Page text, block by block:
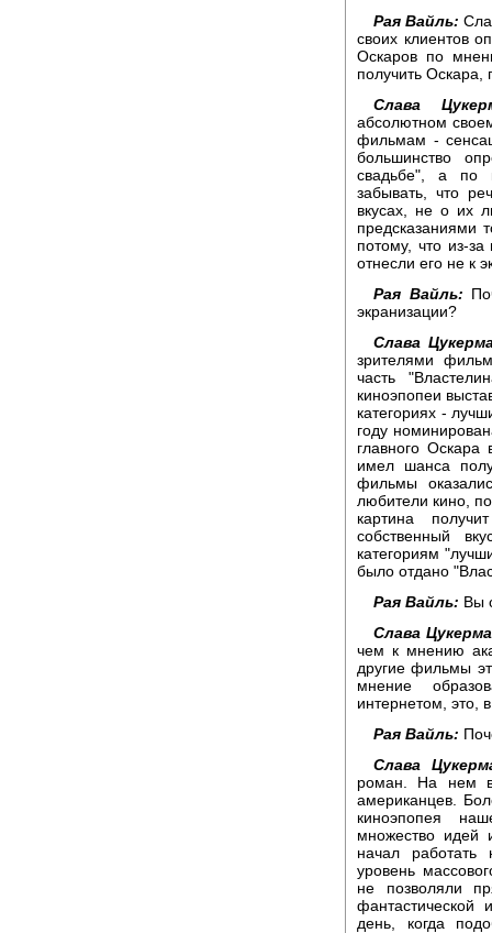
Рая Вайль:
своих клиентов
Оскаров по
получить
Слава
абсолютном
фильмам -
большинство
свадьбе", а по
забывать, что
вкусах, не о их
предсказаниями
потому, что из-
отнесли его не к
Рая Вайль:
экранизации?
Слава
зрителями
часть
киноэпопеи
категориях -
году
главного Оскара
имел шанса
фильмы
любители кино,
картина
собственный
категориям
было отдано
Рая Вайль: Вы
Слава
чем к мнению
другие фильмы
мнение
интернетом, это,
Рая Вайль:
Слава
роман. На нем
американцев.
киноэпопея
множество идей
начал работать
уровень
не позволяли
фантастической
день, когда